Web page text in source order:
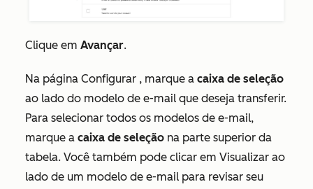
Clique em Avançar.
Na página Configurar , marque a caixa de seleção
ao lado do modelo de e-mail que deseja transferir.
Para selecionar todos os modelos de e-mail,
marque a caixa de seleção na parte superior da
tabela. Você também pode clicar em Visualizar ao
lado de um modelo de e-mail para revisar seu